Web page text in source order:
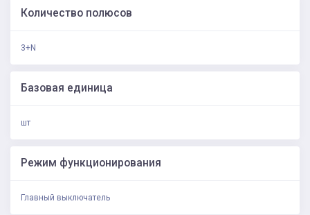
Количество полюсов
3+N
Базовая единица
шт
Режим функционирования
Главный выключатель